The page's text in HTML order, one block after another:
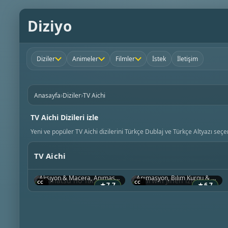
Diziyo
Diziler Animeler Filmler İstek İletişim
Anasayfa›Diziler›TV Aichi
TV Aichi Dizileri izle
Yeni ve popüler TV Aichi dizilerini Türkçe Dublaj ve Türkçe Altyazı
TV Aichi
★7.7
Nanatsu no Taizai
2014 • Japonya
Aksiyon & Macera, Animasyon, Bilim Kurgu & Fantazi
★6.7
2026 • Japonya
Animasyon, Bilim Kurgu & Fantazi